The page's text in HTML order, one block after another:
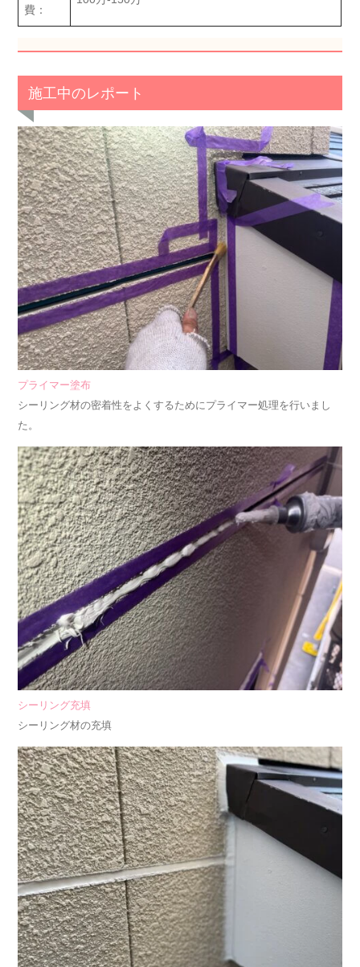
費：
施工中のレポート
プライマー塗布
シーリング材の密着性をよくするためにプライマー処理を行いまし
た。
シーリング充填
シーリング材の充填